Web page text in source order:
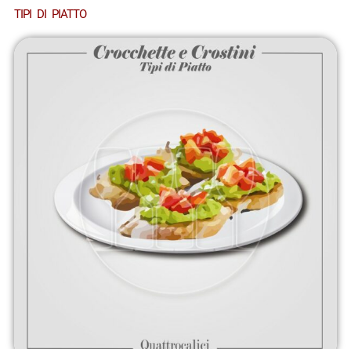
TIPI DI PIATTO